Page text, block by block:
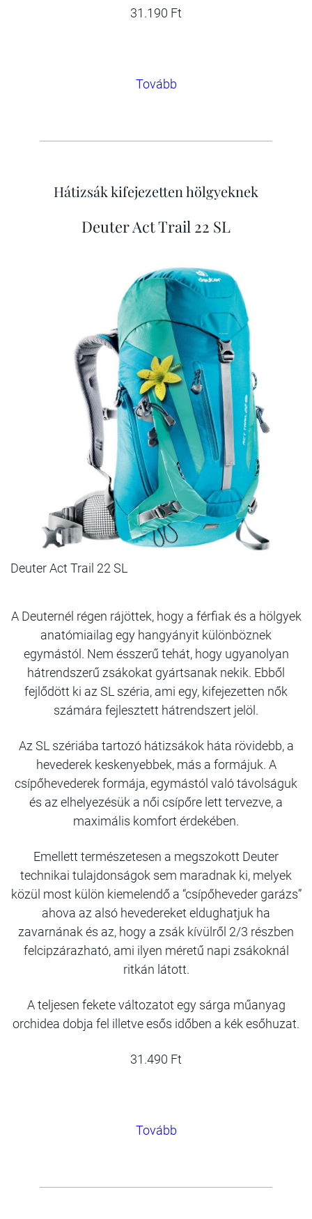
31.190 Ft
Tovább
Hátizsák kifejezetten hölgyeknek
Deuter Act Trail 22 SL
Deuter Act Trail 22 SL
A Deuternél régen rájöttek, hogy a férfiak és a hölgyek
anatómiailag egy hangyányit különböznek
egymástól. Nem ésszerű tehát, hogy ugyanolyan
hátrendszerű zsákokat gyártsanak nekik. Ebből
fejlődött ki az SL széria, ami egy, kifejezetten nők
számára fejlesztett hátrendszert jelöl.
Az SL szériába tartozó hátizsákok háta rövidebb, a
hevederek keskenyebbek, más a formájuk. A
csípőhevederek formája,egymástól valótávolságuk
és az elhelyezésük a női csípőre lett tervezve, a
maximális komfort érdekében.
Emellett természetesen a megszokott Deuter
technikai tulajdonságok sem maradnak ki, melyek
közül most külön kiemelendő a “csípőheveder garázs”
ahova az alsó hevedereket eldughatjuk ha
zavarnának és az, hogy a zsák kívülről 2/3 részben
felcipzárazható, ami ilyen méretű napi zsákoknál
ritkán látott.
A teljesen fekete változatot egy sárga műanyag
orchidea dobja fel illetve esős időben a kék esőhuzat.
31.490 Ft
Tovább